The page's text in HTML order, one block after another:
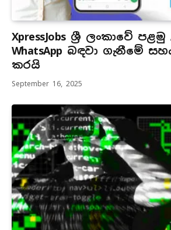
XpressJobs ශ්‍රී ලංකාවේ
WhatsApp බඳවා ගැනීමේ
කරයි
September 16, 2025